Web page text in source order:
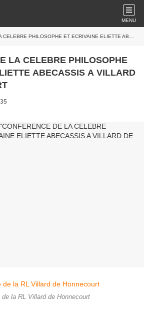
MENU
ET ECRIVAINE ELIETTE ABECASSIS A VILLARD DE HONNECOURT
LA CELEBRE PHILOSOPHE
ABECASSIS A VILLARD
de la RL Villard de Honnecourt